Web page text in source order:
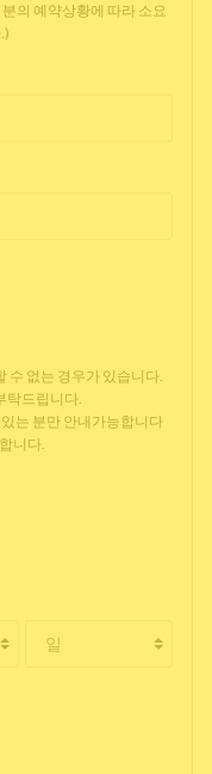
의 예약상황에 따라 소요
수 없는 경우가 있습니다.
탁드립니다.
는 분만 안내가능합니다
니다.